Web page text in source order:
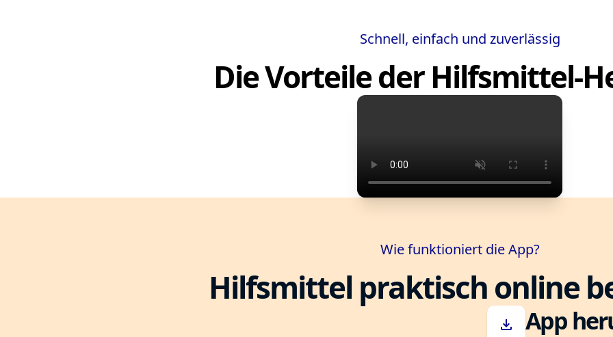
Schnell, einfach und zuverlässig
Die Vorteile der Hilfsmittel-
Wie funktioniert die App?
Hilfsmittel praktisch online
download App